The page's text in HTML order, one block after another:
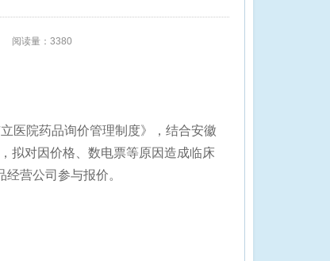
阅读量：3380
医院药品询价管理制度》 ， 结合安徽
拟对因价格、数电票等原因造成临床
营公司参与报价。